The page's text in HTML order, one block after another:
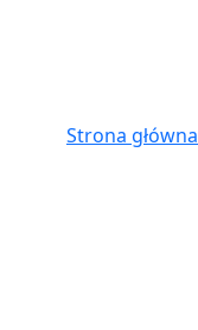
Strona główna